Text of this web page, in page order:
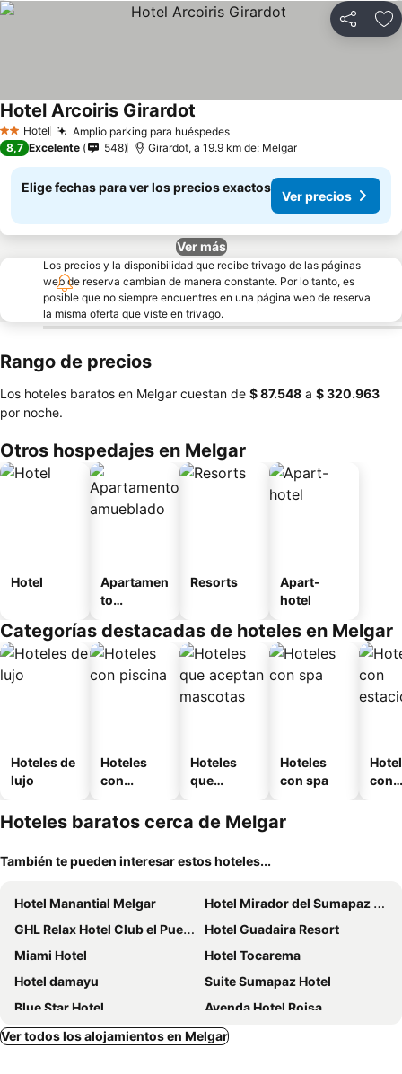
Compartir
2 Estrellas
Hotel Amplio parking para huéspedes
Hotel Arcoiris Girardot
8,7 Excelente 548 Girardot, a 19.9 km de: Melgar
Elige fechas para ver los precios exactos
Ver precios
Ver más
Los precios y la disponibilidad que recibe trivago de las páginas
web de reserva cambian de manera constante. Por lo tanto, es
posible que no siempre encuentres en una página web de reserva
la misma oferta que viste en trivago.
Rango de precios
Los hoteles baratos en Melgar cuestan de ‎$ 87.548 a ‎$ 320.963
por noche.
Otros hospedajes en Melgar
Hotel
Apartamen
to
o
Resorts
Apart-
hotel
Categorías destacadas de hoteles en Melgar
Hoteles de
lujo
Hoteles
con
Hoteles
que
mascotas
Hoteles
con spa
con
Hoteles baratos cerca de Melgar
También te pueden interesar estos hoteles...
Hotel Manantial Melgar
Hotel Mirador del Sumapaz Comfacundi
GHL Relax Hotel Club el Puente
Hotel Guadaira Resort
Miami Hotel
Hotel Tocarema
Hotel damayu
Suite Sumapaz Hotel
Blue Star Hotel
Ayenda Hotel Roisa
Hotel Melgar Villa Valeria
Hotel Arcoiris Girardot
Ver todos los alojamientos en Melgar